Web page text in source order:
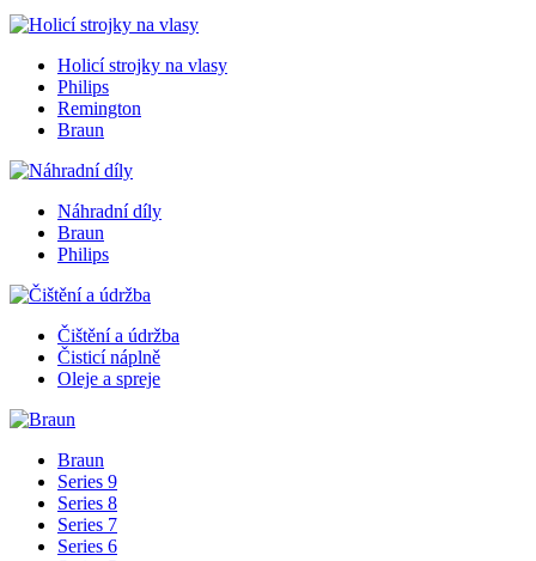
Holicí strojky na vlasy
Philips
Remington
Braun
Náhradní díly
Braun
Philips
Čištění a údržba
Čisticí náplně
Oleje a spreje
Braun
Series 9
Series 8
Series 7
Series 6